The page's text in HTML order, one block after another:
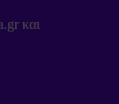
και